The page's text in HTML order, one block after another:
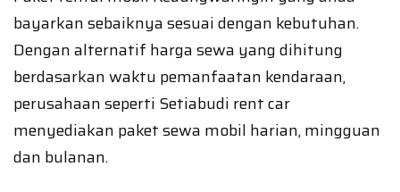
bayarkan sebaiknya sesuai dengan kebutuhan.
Dengan alternatif harga sewa yang dihitung
berdasarkan waktu pemanfaatan kendaraan,
perusahaan seperti Setiabudi rent car
menyediakan paket sewa mobil harian, mingguan
dan bulanan.